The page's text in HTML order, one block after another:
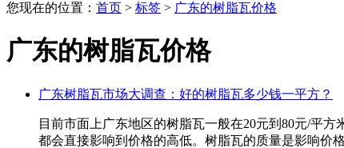
您现在的位置： 首页 > 标签 > 广东的树脂瓦价格
广东的树脂瓦价格
广东树脂瓦市场大调查：好的树脂瓦多少钱一平方？
目前市面上广东地区的树脂瓦一般在20元到80元/平
都会直接影响到价格的高低。树脂瓦的质量是影响价